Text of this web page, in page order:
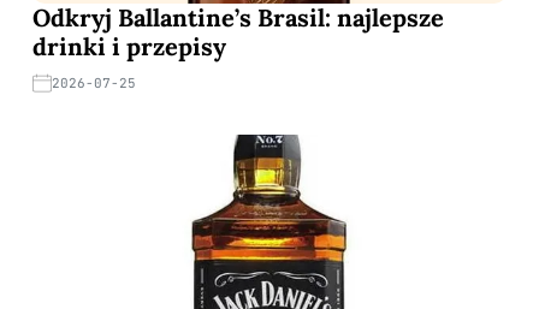
Odkryj Ballantine’s Brasil: najlepsze
drinki i przepisy
2026-07-25